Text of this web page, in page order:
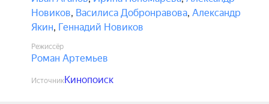
Новиков, Василиса Добронравова, Александр
Якин, Геннадий Новиков
Режиссёр
Роман Артемьев
ИсточникКинопоиск